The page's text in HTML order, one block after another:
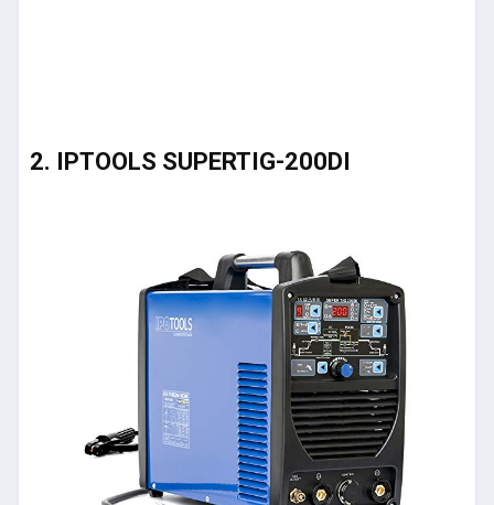
2. IPTOOLS SUPERTIG-200DI